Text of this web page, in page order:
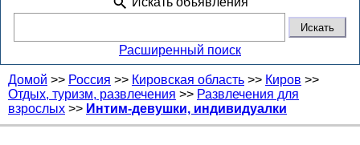
Расширенный поиск
Домой >> Россия >> Кировская область >> Киров >>
Отдых, туризм, развлечения >> Развлечения для
взрослых >> Интим-девушки, индивидуалки